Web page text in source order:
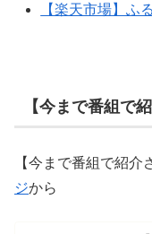
【楽天市場】ふ
【今まで番組で
【今まで番組で紹介
ジから